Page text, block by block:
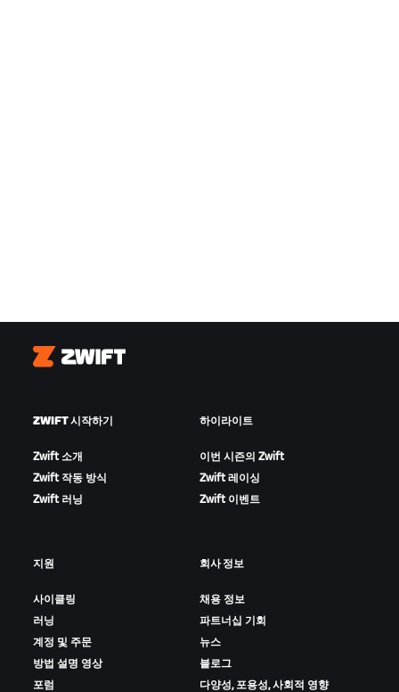
Zwift
ZWIFT 시작하기
Zwift 소개
Zwift 작동 방식
Zwift 러닝
하이라이트
이번 시즌의 Zwift
Zwift 레이싱
Zwift 이벤트
지원
사이클링
러닝
계정 및 주문
방법 설명 영상
포럼
회사 정보
채용 정보
파트너십 기회
뉴스
블로그
다양성, 포용성, 사회적 영향